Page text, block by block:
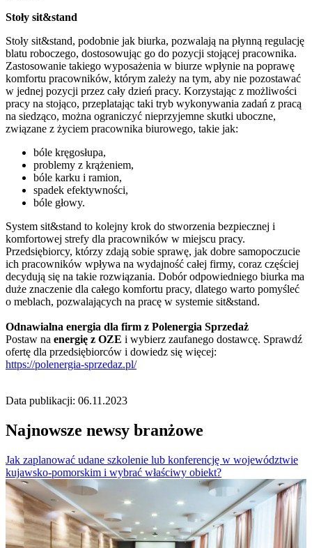
Stoły sit&stand
Stoły sit&stand, podobnie jak biurka, pozwalają na płynną regulację
blatu roboczego, dostosowując go do pozycji stojącej pracownika.
Zastosowanie takiego wyposażenia w biurze wpłynie na poprawę
komfortu pracowników, którym zależy na tym, aby nie pozostawać
w jednej pozycji przez cały dzień pracy. Korzystając z możliwości
pracy na stojąco, przeplatając taki tryb wykonywania zadań z pracą
na siedząco, można ograniczyć nieprzyjemne skutki uboczne,
związane z życiem pracownika biurowego, takie jak:
bóle kręgosłupa,
problemy z krążeniem,
bóle karku i ramion,
spadek efektywności,
bóle głowy.
System sit&stand to kolejny krok do stworzenia bezpiecznej i
komfortowej strefy dla pracowników w miejscu pracy.
Przedsiębiorcy, którzy zdają sobie sprawę, jak dobre samopoczucie
ich pracowników wpływa na wydajność całej firmy, coraz częściej
decydują się na takie rozwiązania. Dobór odpowiedniego biurka ma
duże znaczenie dla całego komfortu pracy, dlatego warto pomyśleć
o meblach, pozwalających na pracę w systemie sit&stand.
Odnawialna energia dla firm z Polenergia Sprzedaż
Postaw na energię z OZE i wybierz zaufanego dostawcę. Sprawdź
ofertę dla przedsiębiorców i dowiedz się więcej:
https://polenergia-sprzedaz.pl/
Data publikacji: 06.11.2023
Najnowsze newsy branżowe
Jak zaplanować udane szkolenie lub konferencję w województwie
kujawsko-pomorskim i wybrać właściwy obiekt?